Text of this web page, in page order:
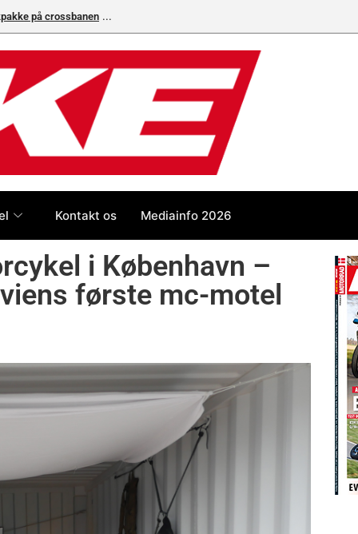
på crossbanen
Kontakt os Mediainfo 2026
i København –
første mc-motel